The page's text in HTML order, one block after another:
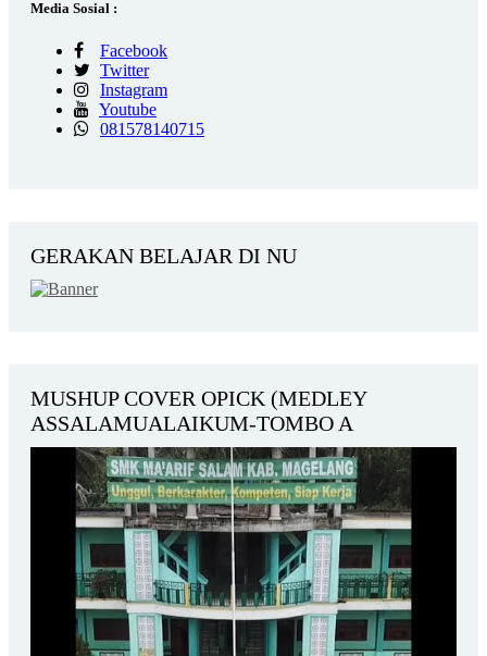
Media Sosial :
Facebook
Twitter
Instagram
Youtube
081578140715
GERAKAN BELAJAR DI NU
MUSHUP COVER OPICK (MEDLEY
ASSALAMUALAIKUM-TOMBO A